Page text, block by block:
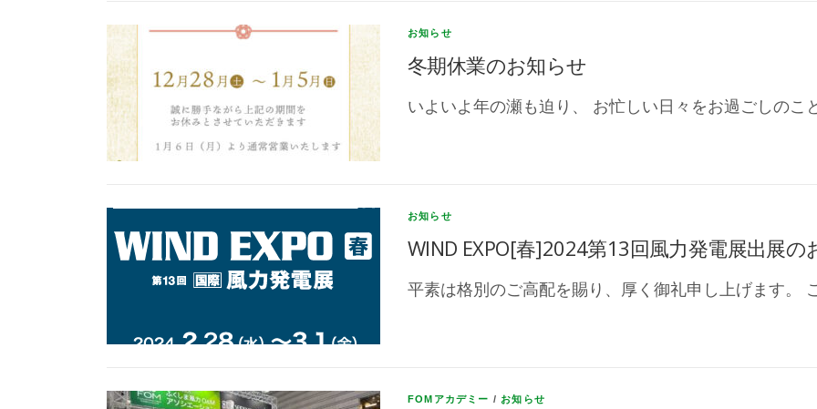
お知らせ
冬期休業のお知らせ
いよいよ年の瀬も迫り、 お忙しい日々をお過ごしのこ
お知らせ
WIND EXPO[春]2024第13回風力発電展出展の
平素は格別のご高配を賜り、厚く御礼申し上げます。
FOMアカデミー / お知らせ